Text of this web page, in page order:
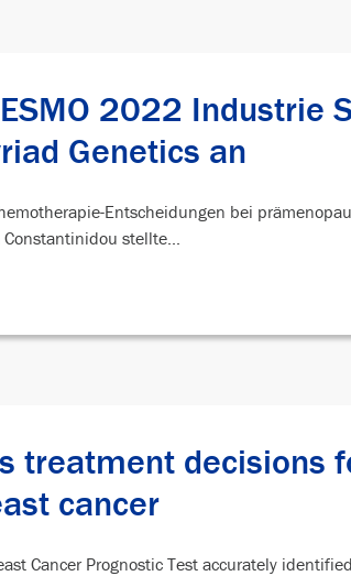
2022 Industrie
Genetics an
Entscheidungen bei
stellte...
treatment decisions
cancer
Cancer Prognostic Test accurately